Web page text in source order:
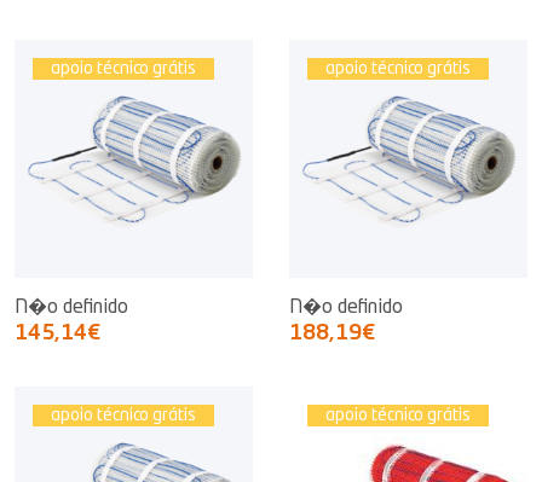
apoio técnico grátis
N�o definido
145,14€
apoio técnico grátis
N�o definido
188,19€
apoio técnico grátis apoio técnico grátis